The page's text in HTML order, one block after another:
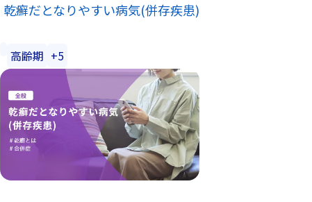
乾癬だとなりやすい病気(併存疾患)
高齢期 +5